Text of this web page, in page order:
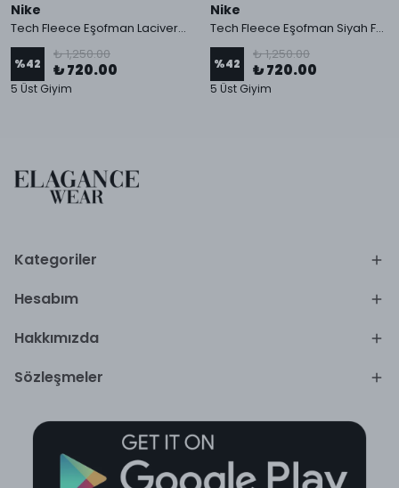
Nike
Tech Fleece Eşofman Lacivert Alt 2026 HQ
%42
₺ 1,250.00
₺ 720.00
5 Üst Giyim
Nike
Tech Fleece Eşofman Siyah Füme Alt 2026 HQ
%42
₺ 1,250.00
₺ 720.00
5 Üst Giyim
Kategoriler
Hesabım
Hakkımızda
Sözleşmeler